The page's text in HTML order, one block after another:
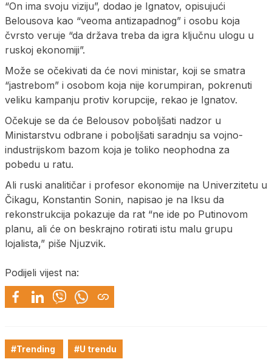
“On ima svoju viziju”, dodao je Ignatov, opisujući
Belousova kao “veoma antizapadnog” i osobu koja
čvrsto veruje “da država treba da igra ključnu ulogu u
ruskoj ekonomiji”.
Može se očekivati da će novi ministar, koji se smatra
“jastrebom” i osobom koja nije korumpiran, pokrenuti
veliku kampanju protiv korupcije, rekao je Ignatov.
Očekuje se da će Belousov poboljšati nadzor u
Ministarstvu odbrane i poboljšati saradnju sa vojno-
industrijskom bazom koja je toliko neophodna za
pobedu u ratu.
Ali ruski analitičar i profesor ekonomije na Univerzitetu u
Čikagu, Konstantin Sonin, napisao je na Iksu da
rekonstrukcija pokazuje da rat “ne ide po Putinovom
planu, ali će on beskrajno rotirati istu malu grupu
lojalista,” piše Njuzvik.
Podijeli vijest na:
#Trending #U trendu